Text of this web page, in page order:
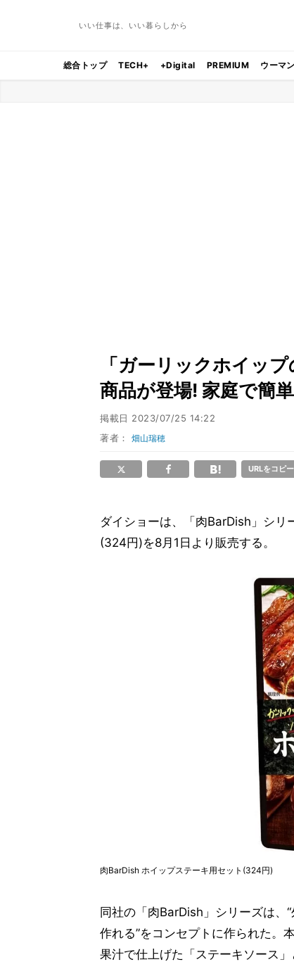
いい仕事は、いい暮らしから
総合トップ TECH+ +Digital PREMIUM ウーマン
「ガーリックホイッ
商品が登場! 家庭で簡
掲載日 2023/07/25 14:22
著者：畑山瑞穂
URLをコピー
ダイショーは、「肉BarDish」シリ
(324円)を8月1日より販売する。
肉BarDish ホイップステーキ用セット(324円)
同社の「肉BarDish」シリーズは、
作れる”をコンセプトに作られた。
果汁で仕上げた「ステーキソース